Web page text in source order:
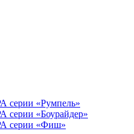
серии «Румпель»
серии «Боурайдер»
серии «Фиш»